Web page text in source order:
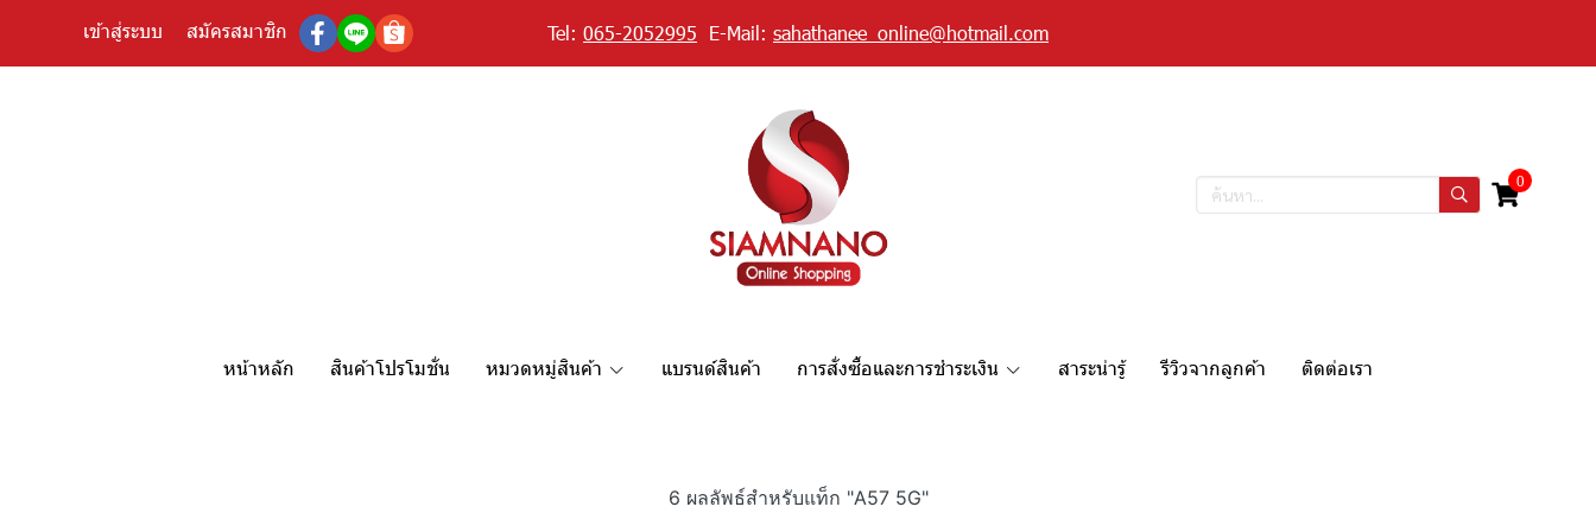
เข้าสู่ระบบ สมัครสมาชิก Tel: 065-2052995 E-Mail: sahathanee_online@hotmail.com
0
หน้าหลัก สินค้าโปรโมชั่น หมวดหมู่สินค้า แบรนด์สินค้า การสั่งซื้อและการชำระเงิน สาระน่ารู้ รีวิวจากลูกค้า ติดต่อเรา
6 ผลลัพธ์สำหรับแท็ก "A57 5G"